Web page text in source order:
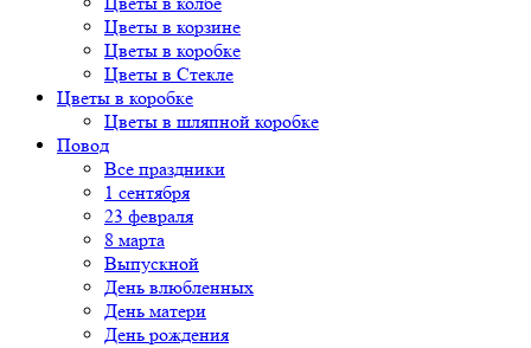
Цветы в корзине
Цветы в коробке
Цветы в Стекле
Цветы в коробке
Цветы в шляпной коробке
Повод
Все праздники
1 сентября
23 февраля
8 марта
Выпускной
День влюбленных
День матери
День рождения